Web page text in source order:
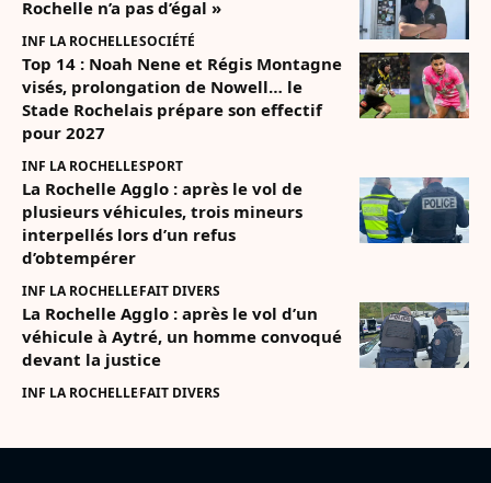
Rochelle n’a pas d’égal »
INF LA ROCHELLESOCIÉTÉ
Top 14 : Noah Nene et Régis Montagne
visés, prolongation de Nowell… le
Stade Rochelais prépare son effectif
pour 2027
INF LA ROCHELLESPORT
La Rochelle Agglo : après le vol de
plusieurs véhicules, trois mineurs
interpellés lors d’un refus
d’obtempérer
INF LA ROCHELLEFAIT DIVERS
La Rochelle Agglo : après le vol d’un
véhicule à Aytré, un homme convoqué
devant la justice
INF LA ROCHELLEFAIT DIVERS